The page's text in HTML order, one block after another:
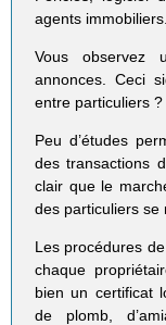
agents immobiliers.
Vous observez
annonces. Ceci
entre particuliers
Peu d’études
des transactions
clair que le
des particuliers se
Les procédures
chaque
bien un certificat
de plomb,